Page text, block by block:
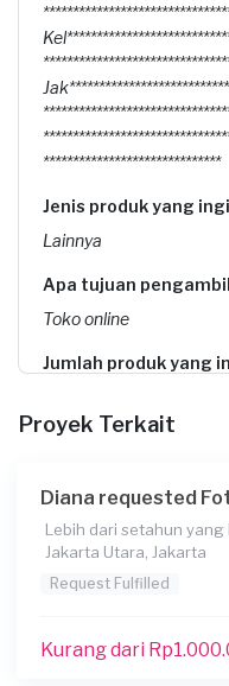
******************************
Jenis produk yang
Lainnya
Apa tujuan
Toko online
Jumlah produk yang
Apakah foto Anda
Saya butuh
Dimana lokasi
Indoor
Saya butuh
Proyek Terkait
Diana requested
Lebih dari setahun yang
Jakarta Utara, Jakarta
Request Fulfilled
Kurang dari